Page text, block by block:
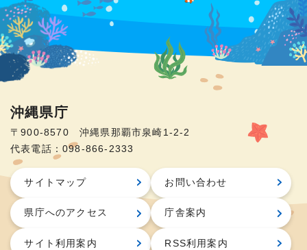
沖縄県庁
〒900-8570 沖縄県那覇市泉崎1-2-2
代表電話：098-866-2333
サイトマップ お問い合わせ
県庁へのアクセス 庁舎案内
サイト利用案内 RSS利用案内